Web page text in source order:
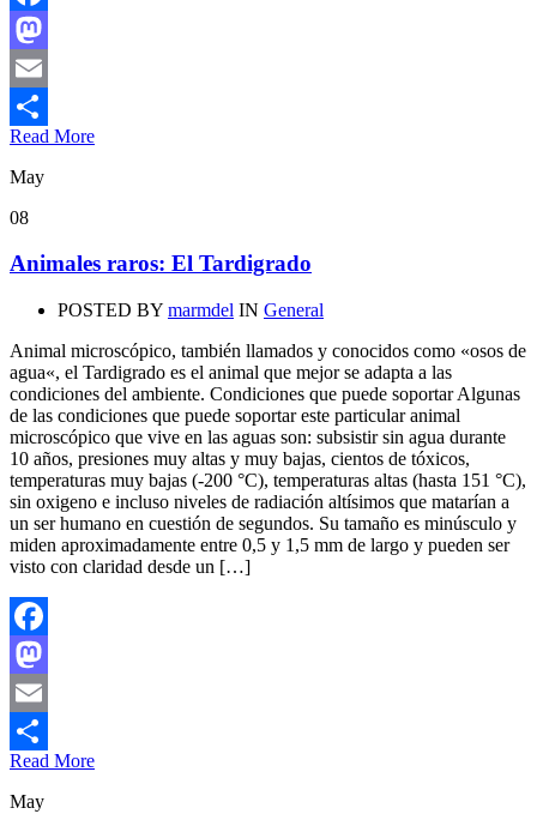
Facebook
Mastodon
Email
Compartir
Read More
May
08
Animales raros: El Tardigrado
POSTED BY marmdel IN General
Animal microscópico, también llamados y conocidos como «osos de
agua«, el Tardigrado es el animal que mejor se adapta a las
condiciones del ambiente. Condiciones que puede soportar Algunas
de las condiciones que puede soportar este particular animal
microscópico que vive en las aguas son: subsistir sin agua durante
10 años, presiones muy altas y muy bajas, cientos de tóxicos,
temperaturas muy bajas (-200 °C), temperaturas altas (hasta 151 °C),
sin oxigeno e incluso niveles de radiación altísimos que matarían a
un ser humano en cuestión de segundos. Su tamaño es minúsculo y
miden aproximadamente entre 0,5 y 1,5 mm de largo y pueden ser
visto con claridad desde un […]
Facebook
Mastodon
Email
Compartir
Read More
May